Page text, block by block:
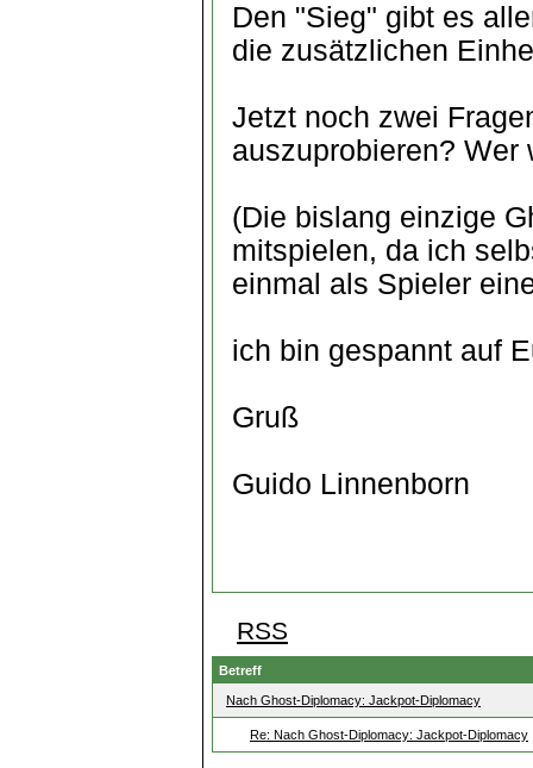
Den "Sieg" gibt es
die zusätzlichen
Jetzt noch zwei
auszuprobieren? Wer
(Die bislang einzige
mitspielen, da ich
einmal als Spieler
ich bin gespannt auf
Gruß
Guido Linnenborn
RSS
Betreff
Nach Ghost-Diplomacy: Jackpot-Diplomacy
Re: Nach Ghost-Diplomacy: Jackpot-Diplomacy